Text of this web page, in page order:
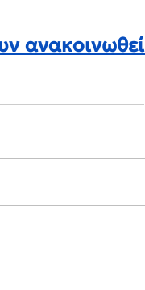
ανακοινωθεί